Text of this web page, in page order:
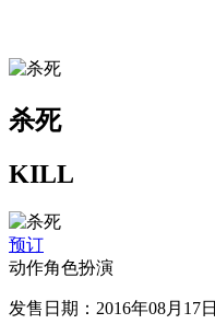
杀死
KILL
预订
动作角色扮演
发售日期：2016年08月17日